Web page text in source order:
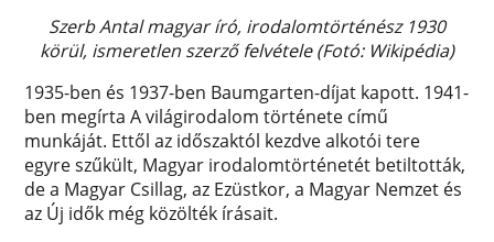
Szerb Antal magyar író, irodalomtörténész 1930
körül, ismeretlen szerző felvétele (Fotó: Wikipédia)
1935-ben és 1937-ben Baumgarten-díjat kapott. 1941-
ben megírta A világirodalom története című
munkáját. Ettől az időszaktól kezdve alkotói tere
egyre szűkült, Magyar irodalomtörténetét betiltották,
de a Magyar Csillag, az Ezüstkor, a Magyar Nemzet és
az Új idők még közölték írásait.